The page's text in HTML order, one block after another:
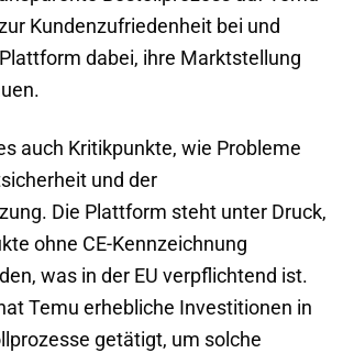
Kundenzufriedenheit bei und
dabei, ihre Marktstellung
auch Kritikpunkte, wie Probleme
und der
Die Plattform steht unter Druck,
ohne CE-Kennzeichnung
was in der EU verpflichtend ist.
Temu erhebliche Investitionen in
getätigt, um solche